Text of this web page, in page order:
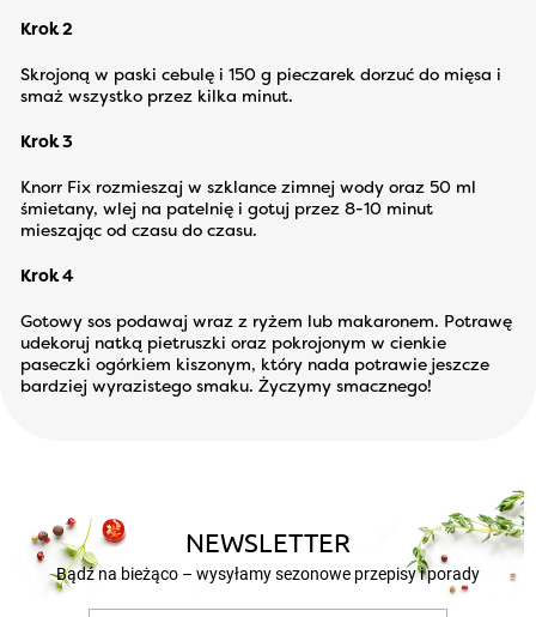
Krok 2
Skrojoną w paski cebulę i 150 g pieczarek dorzuć do mięsa i
smaż wszystko przez kilka minut.
Krok 3
Knorr Fix rozmieszaj w szklance zimnej wody oraz 50 ml
śmietany, wlej na patelnię i gotuj przez 8-10 minut
mieszając od czasu do czasu.
Krok 4
Gotowy sos podawaj wraz z ryżem lub makaronem. Potrawę
udekoruj natką pietruszki oraz pokrojonym w cienkie
paseczki ogórkiem kiszonym, który nada potrawie jeszcze
bardziej wyrazistego smaku. Życzymy smacznego!
NEWSLETTER
Bądź na bieżąco – wysyłamy sezonowe przepisy i porady